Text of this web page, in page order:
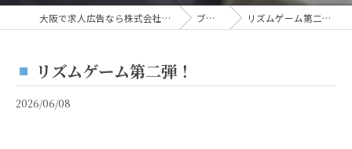
大阪で求人広告なら株式会社AOA ブログ リズムゲーム第二弾！
リズムゲーム第二弾！
2026/06/08